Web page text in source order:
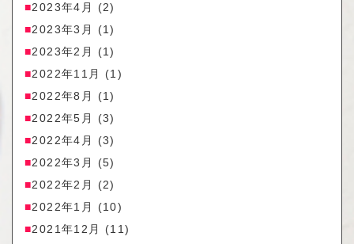
2023年4月
(2)
2023年3月
(1)
2023年2月
(1)
2022年11月
(1)
2022年8月
(1)
2022年5月
(3)
2022年4月
(3)
2022年3月
(5)
2022年2月
(2)
2022年1月
(10)
2021年12月
(11)